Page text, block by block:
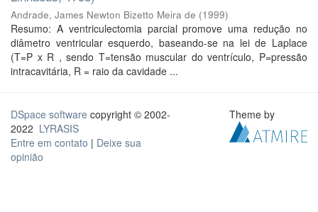
Andrade, James Newton Bizetto Meira de (1999)
Resumo: A ventriculectomia parcial promove uma redução no
diâmetro ventricular esquerdo, baseando-se na lei de Laplace
(T=P x R , sendo T=tensão muscular do ventrículo, P=pressão
intracavitária, R = raio da cavidade ...
DSpace software copyright © 2002-
2022 LYRASIS
Entre em contato | Deixe sua
opinião
Theme by